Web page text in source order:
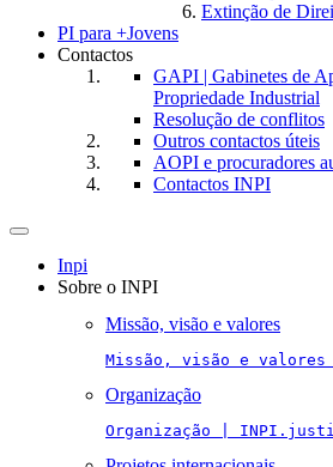
Extinção de
PI para +Jovens
Contactos
GAPI | Gabinetes de
Propriedade Industrial
Resolução de conflitos
Outros contactos úteis
AOPI e procuradores
Contactos INPI
Toggle
navigation
Inpi
Sobre o INPI
Missão, visão e valores
Missão, visão e
Organização
Organização |